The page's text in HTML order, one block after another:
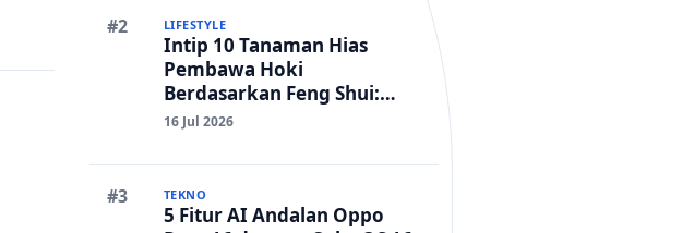
LIFESTYLE
Intip 10 Tanaman Hias
Pembawa Hoki
Berdasarkan Feng Shui:
Rumah Adem dan Rezeki
16 Jul 2026
TEKNO
5 Fitur AI Andalan Oppo